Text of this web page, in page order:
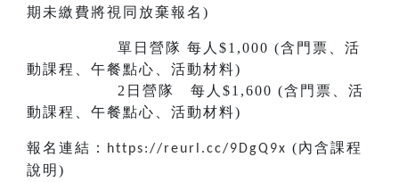
期未繳費將視同放棄報名)
單日營隊 每人$1,000 (含門票、活
動課程、午餐點心、活動材料)
2日營隊 每人$1,600 (含門票、活
動課程、午餐點心、活動材料)
報名連結： https://reurl.cc/9DgQ9x (內含課程
說明)